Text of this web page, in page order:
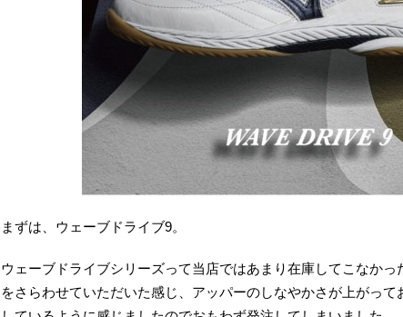
まずは、ウェーブドライブ9。
ウェーブドライブシリーズって当店ではあまり在庫してこなか
をさらわせていただいた感じ、アッパーのしなやかさが上がって